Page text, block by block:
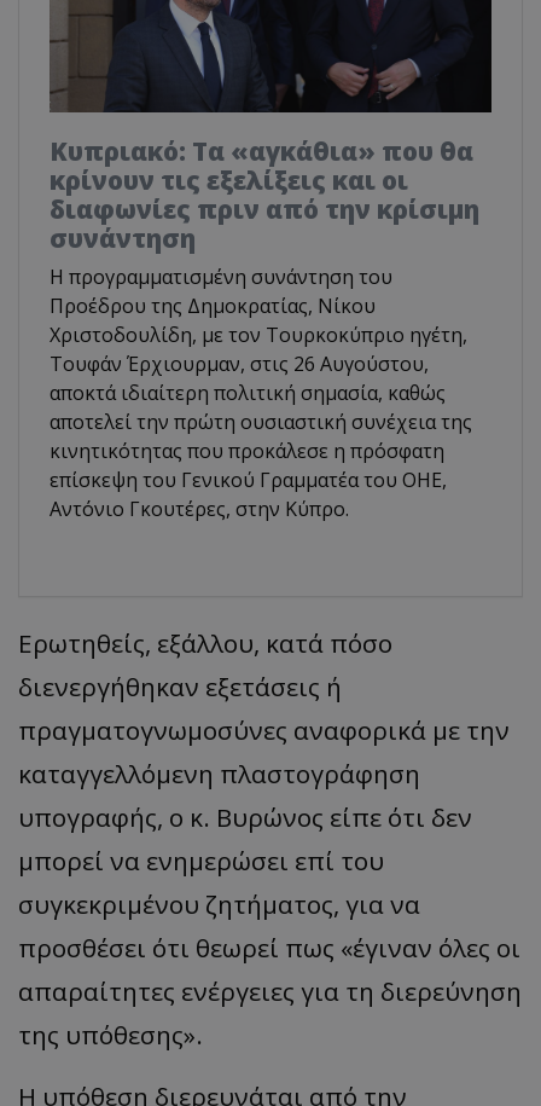
Κυπριακό: Τα «αγκάθια» που θα
κρίνουν τις εξελίξεις και οι
διαφωνίες πριν από την κρίσιμη
συνάντηση
Η προγραμματισμένη συνάντηση του
Προέδρου της Δημοκρατίας, Νίκου
Χριστοδουλίδη, με τον Τουρκοκύπριο ηγέτη,
Τουφάν Έρχιουρμαν, στις 26 Αυγούστου,
αποκτά ιδιαίτερη πολιτική σημασία, καθώς
αποτελεί την πρώτη ουσιαστική συνέχεια της
κινητικότητας που προκάλεσε η πρόσφατη
επίσκεψη του Γενικού Γραμματέα του ΟΗΕ,
Αντόνιο Γκουτέρες, στην Κύπρο.
Ερωτηθείς, εξάλλου, κατά πόσο
διενεργήθηκαν εξετάσεις ή
πραγματογνωμοσύνες αναφορικά με την
καταγγελλόμενη πλαστογράφηση
υπογραφής, ο κ. Βυρώνος είπε ότι δεν
μπορεί να ενημερώσει επί του
συγκεκριμένου ζητήματος, για να
προσθέσει ότι θεωρεί πως «έγιναν όλες οι
απαραίτητες ενέργειες για τη διερεύνηση
της υπόθεσης».
Η υπόθεση διερευνάται από την